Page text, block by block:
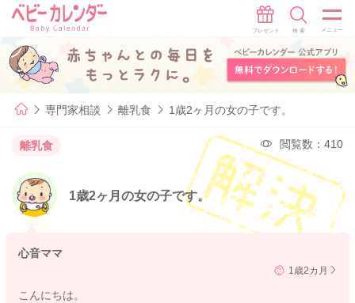
専門家相談 離乳食 1歳2ヶ月の女の子です。
離乳食 閲覧数：410
1歳2ヶ月の女の子です。
心音ママ
1歳2カ月
こんにちは。